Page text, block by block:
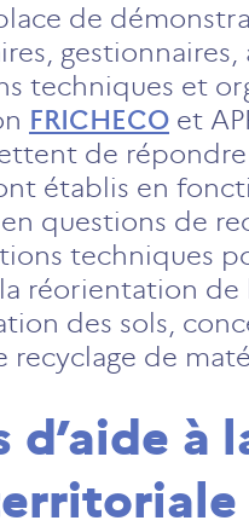
de
techniques et
FRICHECO et
de
établis en
questions de
techniques
réorientation
des sols,
recyclage de
d’aide à